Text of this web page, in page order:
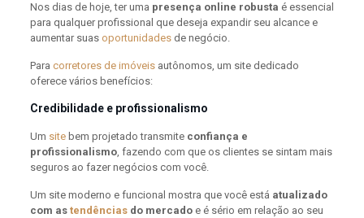
Nos dias de hoje, ter uma presença online robusta é essencial
para qualquer profissional que deseja expandir seu alcance e
aumentar suas oportunidadesde negócio.
Para corretores de imóveisautônomos, um site dedicado
oferece vários benefícios:
Credibilidade e profissionalismo
Um sitebem projetado transmite confiança e
profissionalismo, fazendo com que os clientes se sintam mais
seguros ao fazer negócios com você.
Um site moderno e funcional mostra que você está atualizado
com as tendênciasdo mercadoe é sério em relação ao seu